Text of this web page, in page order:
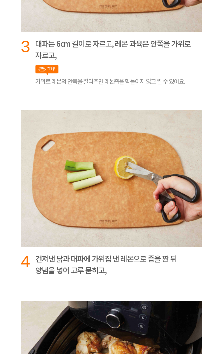
3 대파는 6cm 길이로 자르고, 레몬 과육은 안쪽을 가위로
자르고,
가위로 레몬의 안쪽을 잘라주면 레몬즙을 힘들이지 않고 짤 수 있어요.
4 건져낸 닭과 대파에 가위집 낸 레몬으로 즙을 짠 뒤
양념을 넣어 고루 묻히고,